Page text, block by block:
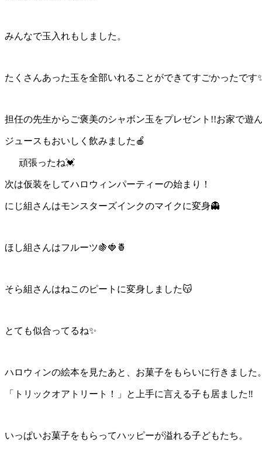
みんなで玉入れもしました。
たくさんあった玉を全部いれることができてすごかったです
担任の先生からご褒美のシャボン玉をプレゼント!!お家で遊
ジュースもおいしく飲みました🍎
頑張ったね💓
次は仮装をしてハロウィンパーティーの始まり！
にじ組さんはモンスターズインクのマイクに変身👻
ほし組さんはフルーツ🍇🍓🍍
そら組さんはねこのピートに変身しました😽
とても似合ってるね✨
ハロウィンの絵本を見たあと、お菓子をもらいに行きました。
「トリックオアトリート！」と上手に言える子も居ました‼
いっぱいお菓子をもらってハッピーが溢れる子どもたち。